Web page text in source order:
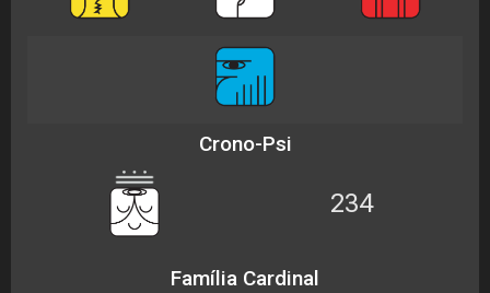
Crono-Psi
234
Família Cardinal